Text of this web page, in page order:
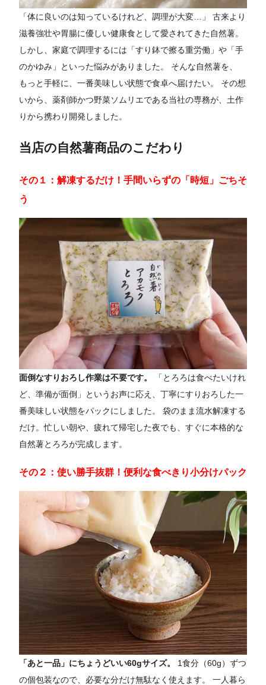
「体に良いのは知っているけれど、調理が大変…」 古来より
滋養強壮や胃腸に優しい健康食として愛されてきた自然薯。
しかし、家庭で調理するには「すり鉢で擦る重労働」や「手
のかゆみ」といった悩みがありました。 そんな自然薯を、
もっと手軽に、一番美味しい状態で食卓へ届けたい。 その想
いから、薬剤師かつ野菜ソムリエである当社の専務が、土作
りから携わり開発しました。
当店の自然薯商品のこだわり
その１：解凍するだけ！手間いらずの「時短」ごちそ
う
面倒なすりおろし作業は不要です。
「とろろは食べたいけれ
ど、準備が面倒」というお声に応え、丁寧にすりおろした一
番美味しい状態をパックにしました。 袋のまま流水解凍する
だけ。忙しい朝や、疲れて帰宅した夜でも、すぐに本格的な
自然薯とろろが完成します。
その２：使い勝手抜群！便利な食べきり小分けパック
「あと一品」にちょうどいい60gサイズ。
1食分（60g）ずつ
の個包装なので、必要な分だけ無駄なく使えます。 一人暮ら